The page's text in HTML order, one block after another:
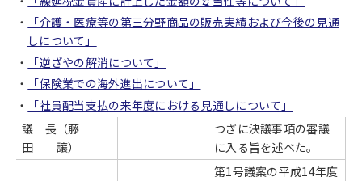
「介護・医療等の第三分野商品の販売実績および今後の見通
しについて」
「逆ざやの解消について」
「保険業での海外進出について」
「社員配当支払の来年度における見通しについて」
議 長（藤
田 讓）
つぎに決議事項の審議
に入る旨を述べた。
第1号議案の平成14年度